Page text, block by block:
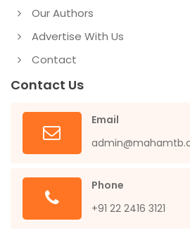
Our Authors
Advertise With Us
Contact
Contact Us
Email
Phone
+91 22 2416 3121